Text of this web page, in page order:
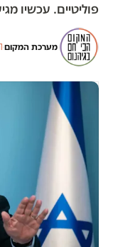
פוליטיים. עכשיו
מערכת המקום·